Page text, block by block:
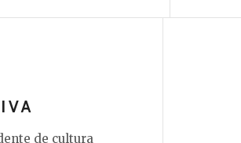
de cultura